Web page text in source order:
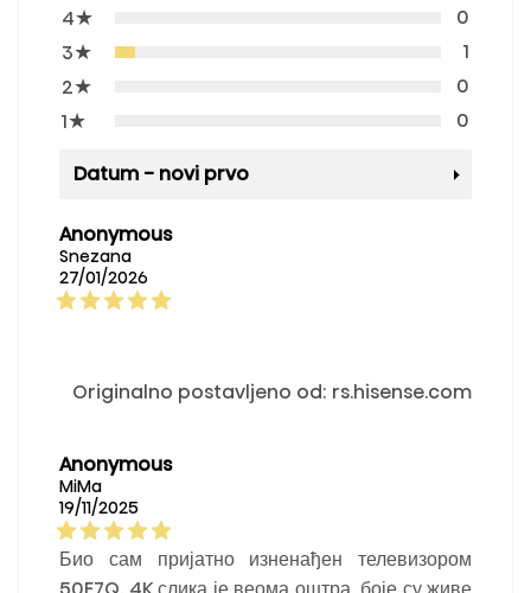
4★
0
3★
1
2★
0
1★
0
Datum - novi prvo
Anonymous
Snezana
27/01/2026
Originalno postavljeno od: rs.hisense.com
Anonymous
MiMa
19/11/2025
Био сам пријатно изненађен телевизором